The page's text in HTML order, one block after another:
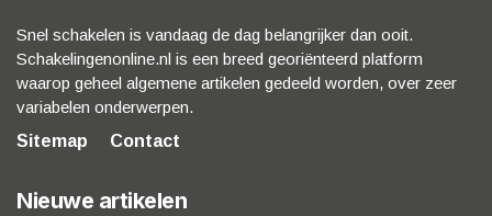
Snel schakelen is vandaag de dag belangrijker dan ooit.
Schakelingenonline.nl is een breed georiënteerd platform
waarop geheel algemene artikelen gedeeld worden, over zeer
variabelen onderwerpen.
Sitemap
Contact
Nieuwe artikelen